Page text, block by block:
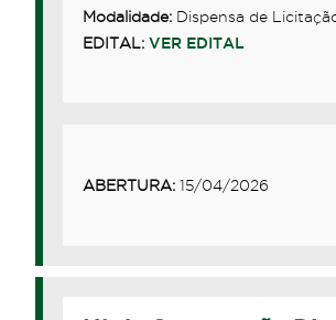
Modalidade:Dispensa de
EDITAL: VER EDITAL
ABERTURA:15/04/2026